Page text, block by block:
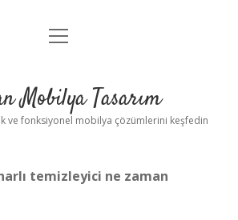
Anasayfa
Yasal Uyarı
menüyü
Mobilya Tasarım
ve fonksiyonel mobilya çözümlerini keşfedin
temizleyici ne zaman